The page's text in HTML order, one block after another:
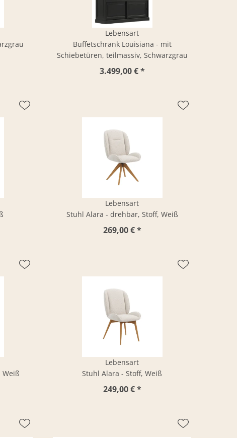
Lebensart
Buffetschrank Louisiana - mit
Schiebetüren, teilmassiv, Schwarzgrau
3.499,00 € *
Lebensart
Stuhl Alara - drehbar, Stoff, Weiß
269,00 € *
Weiß
Lebensart
Stuhl Alara - Stoff, Weiß
249,00 € *